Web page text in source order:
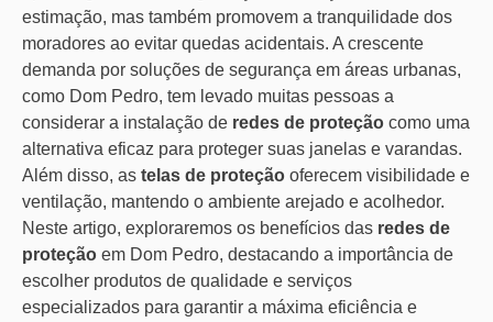
estimação, mas também promovem a tranquilidade dos
moradores ao evitar quedas acidentais. A crescente
demanda por soluções de segurança em áreas urbanas,
como Dom Pedro, tem levado muitas pessoas a
considerar a instalação de redes de proteção como uma
alternativa eficaz para proteger suas janelas e varandas.
Além disso, as telas de proteção oferecem visibilidade e
ventilação, mantendo o ambiente arejado e acolhedor.
Neste artigo, exploraremos os benefícios das redes de
proteção em Dom Pedro, destacando a importância de
escolher produtos de qualidade e serviços
especializados para garantir a máxima eficiência e